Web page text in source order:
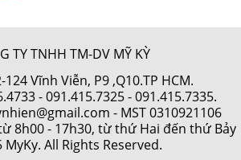
TY TNHH TM-DV MỸ KỲ
124 Vĩnh Viễn, P9 ,Q10.TP HCM.
-091.415.7325- 091.415.7335.
- MST 0310921106
8h00 - 17h30, từ thứ Hai đến thứ Bảy
All Rights Reserved.